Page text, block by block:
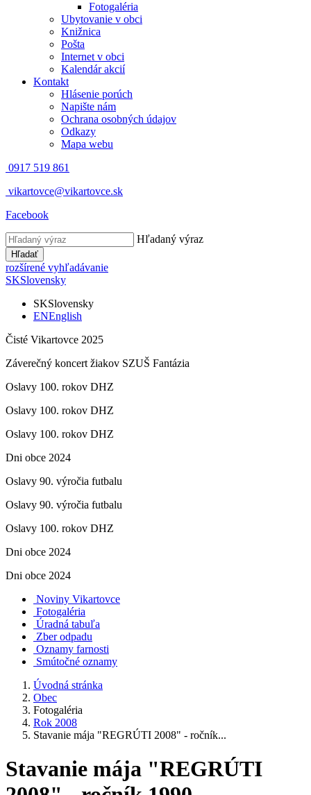
Fotogaléria
Ubytovanie v obci
Knižnica
Pošta
Internet v obci
Kalendár akcií
Kontakt
Hlásenie porúch
Napište nám
Ochrana osobných údajov
Odkazy
Mapa webu
0917 519 861
vikartovce@vikartovce.sk
Facebook
Hľadaný výraz
Hľadať
rozšírené vyhľadávanie
SKSlovensky
SKSlovensky
ENEnglish
Čisté Vikartovce 2025
Záverečný koncert žiakov SZUŠ Fantázia
Oslavy 100. rokov DHZ
Oslavy 100. rokov DHZ
Oslavy 100. rokov DHZ
Dni obce 2024
Oslavy 90. výročia futbalu
Oslavy 90. výročia futbalu
Oslavy 100. rokov DHZ
Dni obce 2024
Dni obce 2024
Noviny Vikartovce
Fotogaléria
Úradná tabuľa
Zber odpadu
Oznamy farnosti
Smútočné oznamy
Úvodná stránka
Obec
Fotogaléria
Rok 2008
Stavanie mája "REGRÚTI 2008" - ročník...
Stavanie mája "REGRÚTI